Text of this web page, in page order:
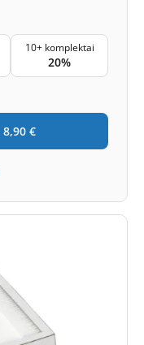
10+ komplektai
20%
8,90 €